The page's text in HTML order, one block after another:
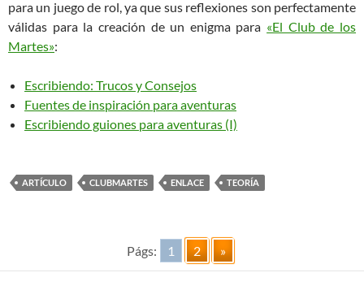
para un juego de rol, ya que sus reflexiones son perfectamente
válidas para la creación de un enigma para «El Club de los
Martes»:
Escribiendo: Trucos y Consejos
Fuentes de inspiración para aventuras
Escribiendo guiones para aventuras (I)
ARTÍCULO CLUBMARTES ENLACE TEORÍA
Págs: 1 2 »